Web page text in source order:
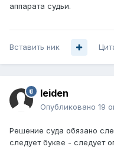
аппарата судьи.
Вставить ник
leiden
Опубликовано 19
Решение суда обязано
следует букве - следует